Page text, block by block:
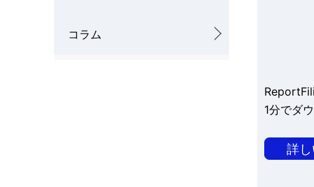
コラム
1分でダ
詳